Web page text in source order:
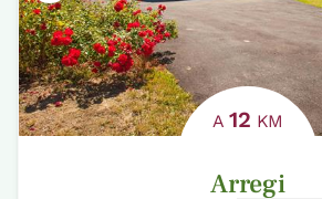
A12 KM
Arregi